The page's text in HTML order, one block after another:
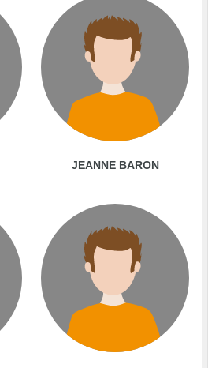
JEANNE BARON